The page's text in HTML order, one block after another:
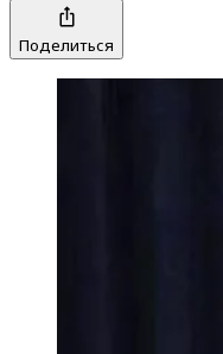
Поделиться